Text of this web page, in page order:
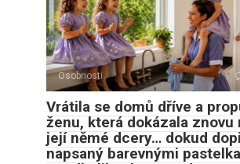
Osobnosti
Vrátila se domů dříve a
ženu, která dokázala znovu
její němé dcery… dokud
napsaný barevnými